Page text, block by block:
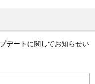
デートに関してお知らせい